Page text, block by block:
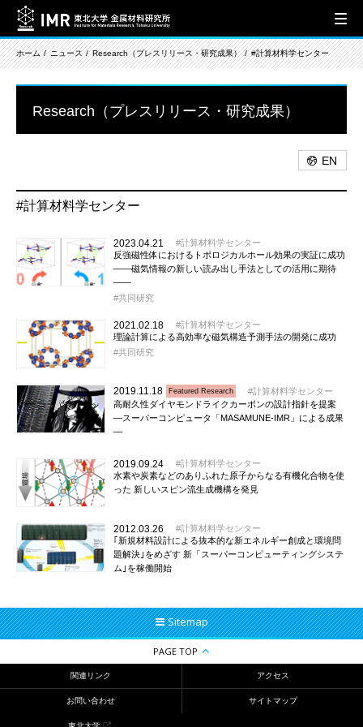
ホーム ニュース Research（プレスリリース・研究成果） #計算材料学センター
Research（プレスリリース・研究成果）
EN
#計算材料学センター
2023.04.21
計算材料学センター
反強磁性体におけるトポロジカルホール効果の実証に成功
――磁気情報の新しい読み出し手法としての活用に期待
――
共同研究
2021.02.18
計算材料学センター
理論計算による高効率な磁気構造予測手法の開発に成功
共同研究
2019.11.18 Featured Research
計算材料学センター
高耐久性ダイヤモンドライクカーボンの設計指針を提案
―スーパーコンピュータ「MASAMUNE-IMR」による成果
―
2019.09.24
計算材料学センター
水素や炭素などのありふれた原子からなる有機化合物を使
った 新しいスピン流生成機構を発見
2012.03.26
計算材料学センター
｢新規材料設計による抜本的な新エネルギー創成と環境問
題解決｣をめざす 新「スーパーコンピューティングシステ
ム｣を稼働開始
Sitemap
PAGE TOP
関連リンク アクセス
お問い合わせ サイトマップ